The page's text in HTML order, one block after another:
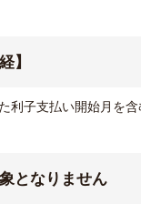
】
利子支払い開始月を
となりません